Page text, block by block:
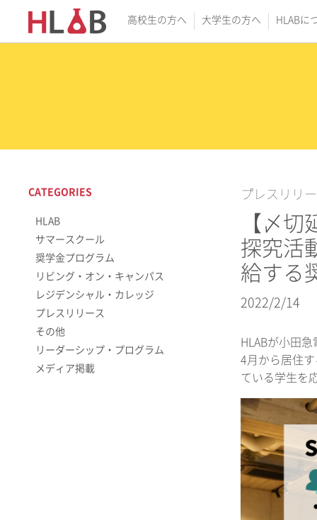
高校生の方へ 大学生の方へ HLABに
プレスリリ
【〆
探究活
給する
2022/2/14
​HLABが小田
4月から居住
ている学生を
CATEGORIES
HLAB
サマースクール
奨学金プログラム
リビング・オン・キャンパス
レジデンシャル・カレッジ
プレスリリース
その他
リーダーシップ・プログラム
メディア掲載